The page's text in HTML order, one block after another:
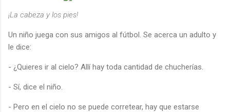
¡La cabeza y los pies!
Un niño juega con sus amigos al fútbol. Se acerca un adulto y
le dice:
- ¿Quieres ir al cielo? Allí hay toda cantidad de chucherías.
- Sí, dice el niño.
- Pero en el cielo no se puede corretear, hay que estarse